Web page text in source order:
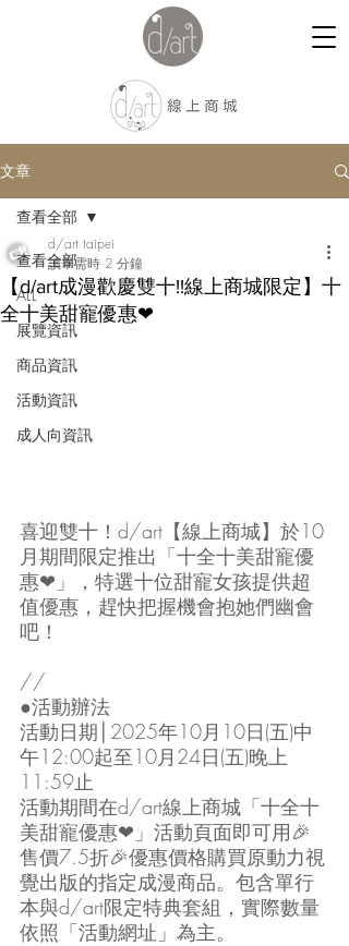
文章
查看全部
ALL
展覽資訊
商品資訊
活動資訊
成人向資訊
查看全部
【d/art成漫歡慶雙十!!線上商城限定】十
全十美甜寵優惠❤
d/art taipei
讀畢需時 2 分鐘
喜迎雙十！d/art【線上商城】於10
月期間限定推出「十全十美甜寵優
惠❤」，特選十位甜寵女孩提供超
值優惠，趕快把握機會抱她們幽會
吧！
//
●活動辦法
活動日期│2025年10月10日(五)中
午12:00起至10月24日(五)晚上
11:59止
活動期間在d/art線上商城「十全十
美甜寵優惠❤」活動頁面即可用🎉
售價7.5折🎉優惠價格購買原動力視
覺出版的指定成漫商品。包含單行
本與d/art限定特典套組，實際數量
依照「活動網址」為主。